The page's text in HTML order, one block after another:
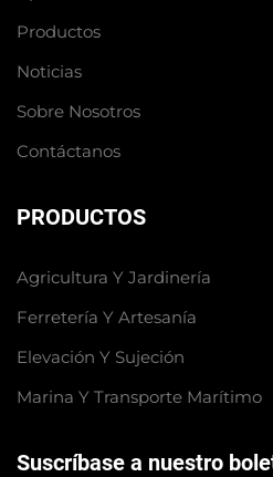
Productos
Noticias
Sobre Nosotros
Contáctanos
PRODUCTOS
Agricultura Y Jardinería
Ferretería Y Artesanía
Elevación Y Sujeción
Marina Y Transporte Marítimo
Suscríbase a nuestro